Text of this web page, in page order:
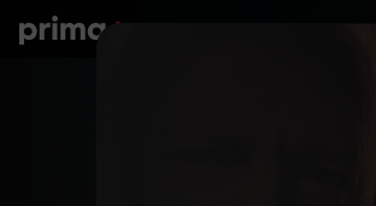
Děti
prima+